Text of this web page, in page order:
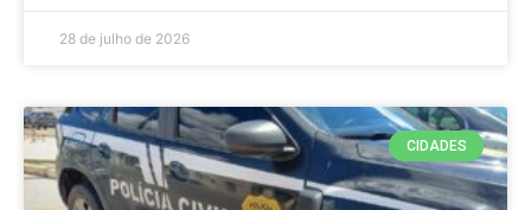
28 de julho de 2026
CIDADES